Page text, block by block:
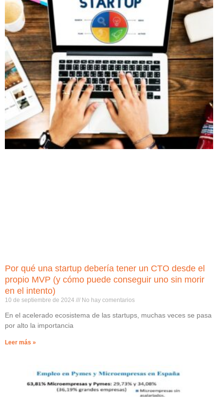
Por qué una startup debería tener un CTO desde el
propio MVP (y cómo puede conseguir uno sin morir
en el intento)
10 de septiembre de 2024 No hay comentarios
En el acelerado ecosistema de las startups, muchas veces se pasa
por alto la importancia
Leer más »